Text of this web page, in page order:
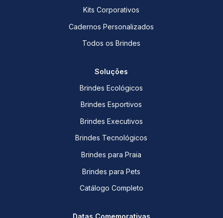
Kits Corporativos
Cadernos Personalizados
Todos os Brindes
Soluções
Brindes Ecológicos
Brindes Esportivos
Brindes Executivos
Brindes Tecnológicos
Brindes para Praia
Brindes para Pets
Catálogo Completo
Datas Comemorativas